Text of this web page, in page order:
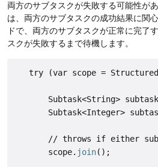
両方のサブタスクが失敗する可能性があ
は、両方のサブタスクの成功結果に関心
ドで、両方のサブタスクが正常に完了
スクが失敗するまで待機します。
try (var scope =
Subtask<String>
Subtask<Integer>
// throws if either
       scope.
join();